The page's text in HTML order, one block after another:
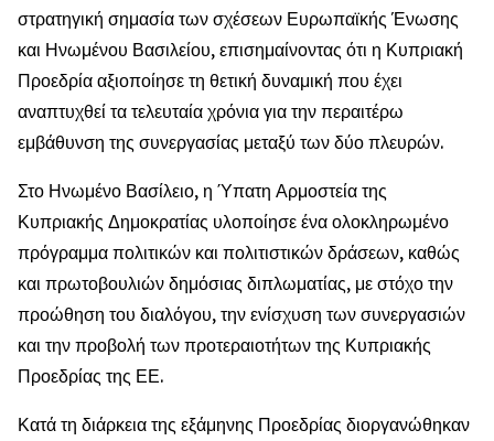
στρατηγική σημασία των σχέσεων Ευρωπαϊκής Ένωσης
και Ηνωμένου Βασιλείου, επισημαίνοντας ότι η Κυπριακή
Προεδρία αξιοποίησε τη θετική δυναμική που έχει
αναπτυχθεί τα τελευταία χρόνια για την περαιτέρω
εμβάθυνση της συνεργασίας μεταξύ των δύο πλευρών.
Στο Ηνωμένο Βασίλειο, η Ύπατη Αρμοστεία της
Κυπριακής Δημοκρατίας υλοποίησε ένα ολοκληρωμένο
πρόγραμμα πολιτικών και πολιτιστικών δράσεων, καθώς
και πρωτοβουλιών δημόσιας διπλωματίας, με στόχο την
προώθηση του διαλόγου, την ενίσχυση των συνεργασιών
και την προβολή των προτεραιοτήτων της Κυπριακής
Προεδρίας της ΕΕ.
Κατά τη διάρκεια της εξάμηνης Προεδρίας διοργανώθηκαν